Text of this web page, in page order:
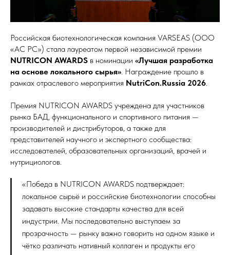
Российская биотехнологическая компания VARSEAS (ООО
«АС РС») стала лауреатом первой независимой премии
NUTRICON AWARDS в номинации «Лучшая разработка
на основе локального сырья». Награждение прошло в
рамках отраслевого мероприятия NutriCon.Russia 2026.
Премия NUTRICON AWARDS учреждена для участников
рынка БАД, функционального и спортивного питания —
производителей и дистрибуторов, а также для
представителей научного и экспертного сообщества:
исследователей, образовательных организаций, врачей и
нутрициологов.
«Победа в NUTRICON AWARDS подтверждает:
локальное сырьё и российские биотехнологии способны
задавать высокие стандарты качества для всей
индустрии. Мы последовательно выступаем за
прозрачность — рынку важно говорить на одном языке и
чётко различать нативный коллаген и продукты его